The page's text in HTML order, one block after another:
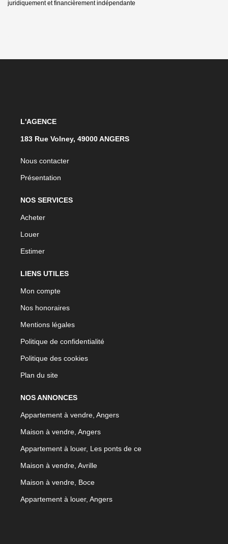
juridiquement et financièrement indépendante
L'AGENCE
183 Rue Volney, 49000 ANGERS
Nous contacter
Présentation
NOS SERVICES
Acheter
Louer
Estimer
LIENS UTILES
Mon compte
Nos honoraires
Mentions légales
Politique de confidentialité
Politique des cookies
Plan du site
NOS ANNONCES
Appartement à vendre, Angers
Maison à vendre, Angers
Appartement à louer, Les ponts de ce
Maison à vendre, Avrille
Maison à vendre, Boce
Appartement à louer, Angers